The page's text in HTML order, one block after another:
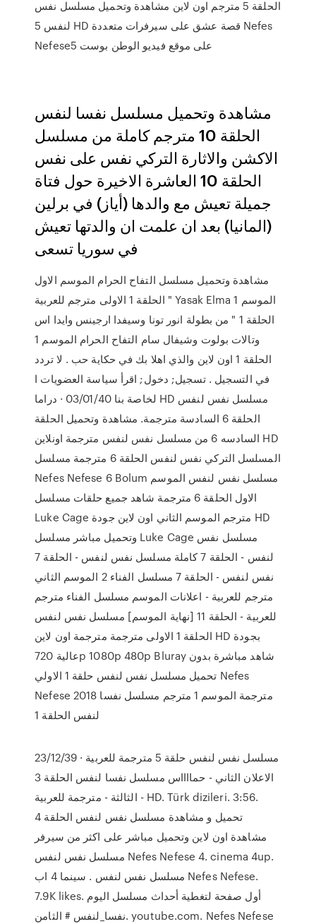
الحلقة 5 مترجم اون لاين مشاهدة وتحميل مسلسل نفس
لنفس 5 HD قصة عشق على سيرفرات متعددة Nefes
Nefese5 على موقع فيديو الوطن بوست
مشاهدة وتحميل مسلسل نفسا لنفس
الحلقة 10 مترجم كاملة من مسلسل
الاكشن والاثارة التركي نفس على نفس
الحلقة 10 العاشرة الاخيرة حول فتاة
جميلة تعيش مع والدها (أياز) في برلين
(المانيا) بعد ان علمت ان والدتها تعيش
في سوريا تسعى
مشاهدة وتحميل مسلسل التفاح الحرام الموسم الاول
الحلقة 1 الاولى مترجم للعربية " Yasak Elma الموسم 1
الحلقة 1 " من بطولة انور تونا وسيفدا ارجينس وايدا اس
وتالات بولوت وشيفال سام التفاح الحرام الموسم 1
الحلقة 1 اون لاين والذي اهلا بك في حكاية حب . لا تردد
في التسجيل . تسجيل; دخول; اقرأ سياسة العضويات ا
لخاصة بنا 03/01/40 · دراما HD مسلسل نفس لنفس
الحلقة 6 السادسة مترجمة. مشاهدة وتحميل الحلقة
السادسه 6 من مسلسل نفس لنفس مترجمة اونلاين HD
المسلسل التركي نفس لنفس الحلقة 6 مترجمة مسلسل
Nefes Nefese 6 Bolum مسلسل نفس لنفس الموسم
الاول الحلقة 6 مترجمة شاهد جميع حلقات مسلسل
Luke Cage مترجم الموسم الثاني اون لاين جودة HD
وتحميل مباشر مسلسل Luke Cage مسلسل نفس
لنفس - الحلقة 7 كاملة مسلسل نفس لنفس - الحلقة 7
نفس لنفس - الحلقة 7 مسلسل الفناء 2 الموسم الثاني
مترجم للعربية - اعلانات الموسم مسلسل الفناء مترجم
للعربية - الحلقة 11 [نهاية الموسم] مسلسل نفس لنفس
الحلقة 1 الاولى مترجمة مترجمة اون لاين HD بجودة
عالية 720p 1080p 480p Bluray شاهد مباشرة بدون
تحميل مسلسل نفس لنفس حلقة 1 الاولي Nefes
Nefese 2018 مترجمة الموسم 1 مترجم مسلسل نفسا
لنفس الحلقة 1
23/12/39 · مسلسل نفس لنفس حلقة 5 مترجمة للعربية
الاعلان الثاني - حمااااس مسلسل نفسا لنفس الحلقة 3
الثالثة - مترجمة للعربية - HD. Türk dizileri. 3:56.
تحميل و مشاهدة مسلسل نفس لنفس الحلقة 4
مشاهدة اون لاين وتحميل مباشر على اكثر من سيرفر
مسلسل نفس لنفس Nefes Nefese 4. cinema 4up.
سينما 4 اب . ‎مسلسل نفس لنفس Nefes Nefese‎.
7.9K likes. ‎أول صفحة لتغطية أحداث مسلسل اليوم
الثامن‎ # نفسا_لنفس. youtube.com. Nefes Nefese